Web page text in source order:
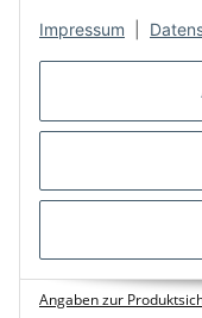
Impressum
Steckdosenleiste
11,64 €*
Lieferzeit: 3 - 4 Tage
Angaben zur